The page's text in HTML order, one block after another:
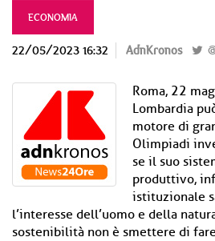
ECONOMIA
22/05/2023 16:32 AdnKronos
Roma, 22
Lombardia
motore di
Olimpiadi
se il suo
produttivo,
istituzionale
l’interesse dell’uomo e della
sostenibilità non è smettere di